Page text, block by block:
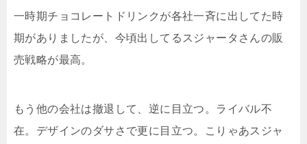
一時期チョコレートドリンクが各社一斉に出してた時
期がありましたが、今頃出してるスジャータさんの販
売戦略が最高。
もう他の会社は撤退して、逆に目立つ。ライバル不
在。デザインのダサさで更に目立つ。こりゃあスジャ